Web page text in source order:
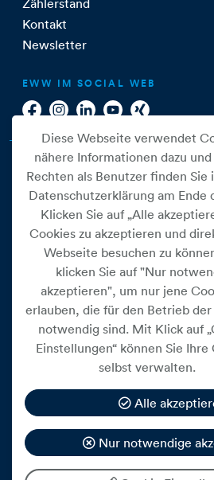
Zählerstand
Kontakt
Newsletter
EWW IM SOCIAL WEB
Cookie Einstellungen
Datenschutz
Impressum
Widerrufsbelehrung
Medienfreiheitsgesetz
Barrierefreiheitserklärung
Hinweisgeberschutz
Mein Konto
Diese Webseite verwendet
nähere Informationen dazu und
Rechten als Benutzer finden Sie
Datenschutzerklärung am Ende
Klicken Sie auf „Alle
Cookies zu akzeptieren und
Webseite besuchen zu
klicken Sie auf "Nur
akzeptieren", um nur jene
erlauben, die für den Betrieb
notwendig sind. Mit Klick auf
Einstellungen“ können Sie Ihre
selbst verwalten.
Alle
Nur notwendige